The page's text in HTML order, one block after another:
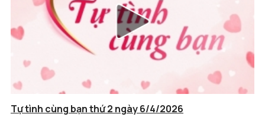
Tự tình cùng bạn thứ 2 ngày 6/4/2026